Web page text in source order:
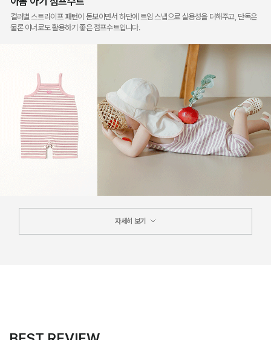
컬러별 스트라이프 패턴이 돋보이면서 하단에 트임 스냅으로 실용성을 더해주고, 단독은
물론 이너로도 활용하기 좋은 점프수트입니다.
자세히 보기